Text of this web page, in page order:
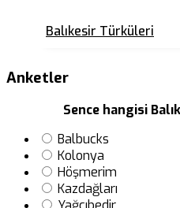
Balıkesir Türküleri
Anketler
Sence hangisi
Balbucks
Kolonya
Höşmerim
Kazdağları